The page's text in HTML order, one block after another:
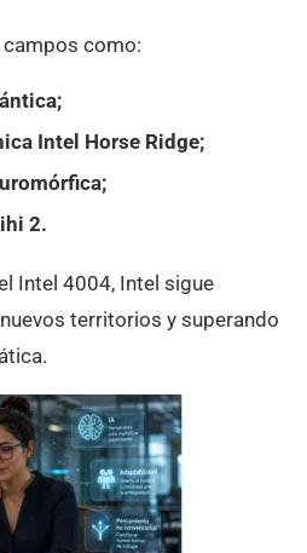
campos como:
Intel Horse Ridge;
2.
Intel 4004, Intel sigue
territorios y superando